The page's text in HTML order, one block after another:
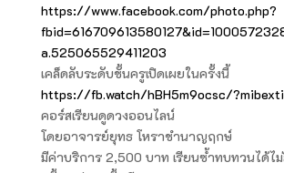
https://www.facebook.com/photo.php?
a.525065529411203
เคล็ดลับระดับชั้นครูเปิดเผยในครั้งนี้
https://fb.watch/hBH5m9ocsc/
คอร์สเรียนดูดวงออนไลน์
โดยอาจารย์ยุทธ โหราชำนาญฤกษ์
มีค่าบริการ 2,500 บาท เรียนซ้ำทบทวนได้ไ